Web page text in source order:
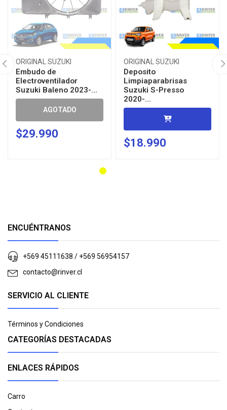
ORIGINAL SUZUKI
Embudo de
Electroventilador
Suzuki Baleno 2023-...
AGOTADO
$29.990
ORIGINAL SUZUKI
Deposito
Limpiaparabrisas
Suzuki S-Presso
2020-...
$18.990
ENCUÉNTRANOS
+569 45111638 / +569 56954157
contacto@rinver.cl
SERVICIO AL CLIENTE
Términos y Condiciones
CATEGORÍAS DESTACADAS
ENLACES RÁPIDOS
Carro